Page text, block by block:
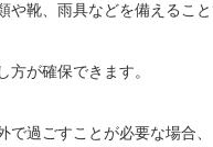
や靴、雨具などを備えること
方が確保できます。
で過ごすことが必要な場合、